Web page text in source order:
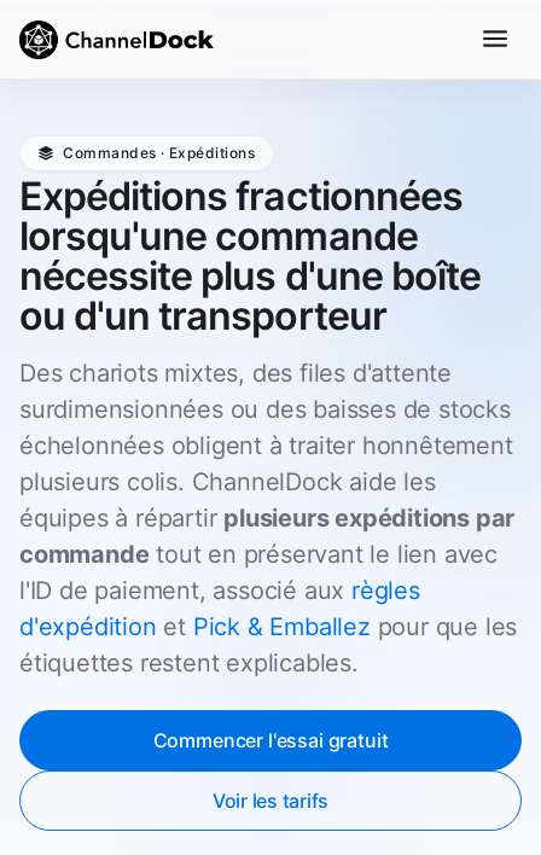
Commandes · Expéditions
Expéditions fractionnées
lorsqu'une commande
nécessite plus d'une boîte
ou d'un transporteur
Des chariots mixtes, des files d'attente
surdimensionnées ou des baisses de stocks
échelonnées obligent à traiter honnêtement
plusieurs colis. ChannelDock aide les
équipes à répartir plusieurs expéditions par
commande tout en préservant le lien avec
l'ID de paiement, associé aux règles
d'expédition et Pick & Emballez pour que les
étiquettes restent explicables.
Commencer l'essai gratuit
Voir les tarifs